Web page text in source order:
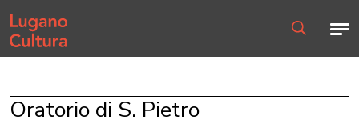
Home page
Oratorio di S. Pietro